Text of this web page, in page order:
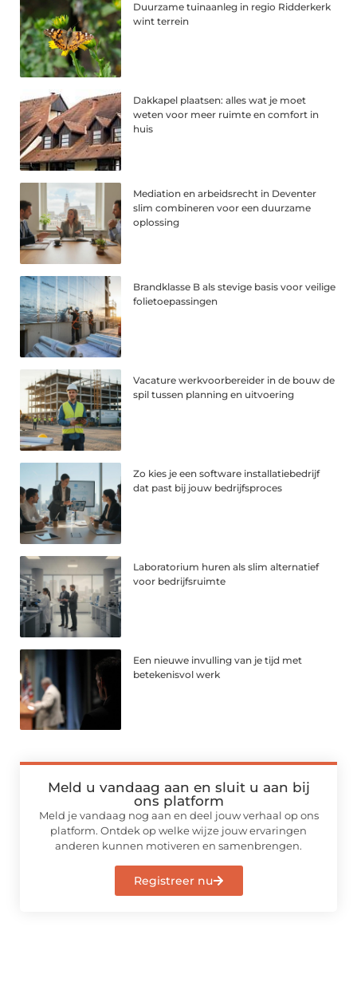
Duurzame tuinaanleg in regio Ridderkerk
wint terrein
Dakkapel plaatsen: alles wat je moet
weten voor meer ruimte en comfort in
huis
Mediation en arbeidsrecht in Deventer
slim combineren voor een duurzame
oplossing
Brandklasse B als stevige basis voor veilige
folietoepassingen
Vacature werkvoorbereider in de bouw de
spil tussen planning en uitvoering
Zo kies je een software installatiebedrijf
dat past bij jouw bedrijfsproces
Laboratorium huren als slim alternatief
voor bedrijfsruimte
Een nieuwe invulling van je tijd met
betekenisvol werk
Meld u vandaag aan en sluit u aan bij
ons platform
Meld je vandaag nog aan en deel jouw verhaal op ons
platform. Ontdek op welke wijze jouw ervaringen
anderen kunnen motiveren en samenbrengen.
Registreer nu